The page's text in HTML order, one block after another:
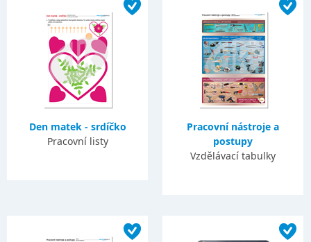
Den matek - srdíčko
Pracovní listy
Pracovní nástroje a
postupy
Vzdělávací tabulky